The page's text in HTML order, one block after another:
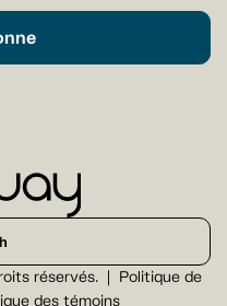
réservés.
Politique de
des témoins